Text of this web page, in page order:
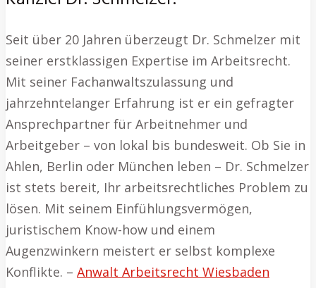
Seit über 20 Jahren überzeugt Dr. Schmelzer mit
seiner erstklassigen Expertise im Arbeitsrecht.
Mit seiner Fachanwaltszulassung und
jahrzehntelanger Erfahrung ist er ein gefragter
Ansprechpartner für Arbeitnehmer und
Arbeitgeber – von lokal bis bundesweit. Ob Sie in
Ahlen, Berlin oder München leben – Dr. Schmelzer
ist stets bereit, Ihr arbeitsrechtliches Problem zu
lösen. Mit seinem Einfühlungsvermögen,
juristischem Know-how und einem
Augenzwinkern meistert er selbst komplexe
Konflikte. – Anwalt Arbeitsrecht Wiesbaden